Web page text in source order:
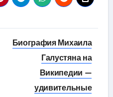
Биография Михаила
Галустяна на
Википедии —
удивительные